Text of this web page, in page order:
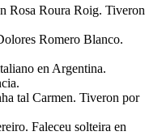
Rosa Roura Roig. Tiveron
Romero Blanco.
en Argentina.
tal Carmen. Tiveron por
Faleceu solteira en